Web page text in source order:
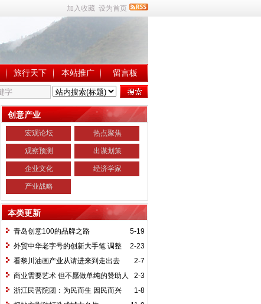
加入收藏 设为首页
旅行天下 本站推广 留言板
创意产业
宏观论坛 热点聚焦
观察预测 出谋划策
企业文化 经济学家
产业战略
本类更新
5-19
青岛创意100的品牌之路
2-23
外贸中华老字号的创新大手笔 调整
产业定位高端
2-7
看黎川油画产业从请进来到走出去
2-3
商业需要艺术 但不愿做单纯的赞助人
1-8
浙江民营院团：为民而生 因民而兴